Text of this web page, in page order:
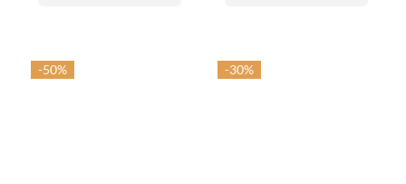
-50% -30%